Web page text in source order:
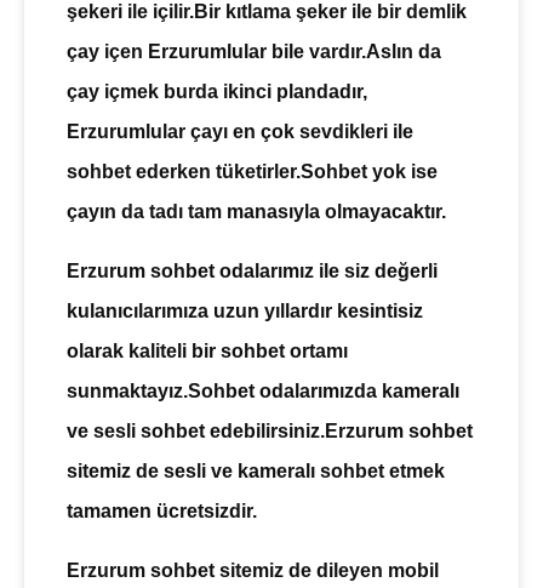
şekeri ile içilir.Bir kıtlama şeker ile bir demlik
çay içen Erzurumlular bile vardır.Aslın da
çay içmek burda ikinci plandadır,
Erzurumlular çayı en çok sevdikleri ile
sohbet ederken tüketirler.Sohbet yok ise
çayın da tadı tam manasıyla olmayacaktır.
Erzurum sohbet odalarımız ile siz değerli
kulanıcılarımıza uzun yıllardır kesintisiz
olarak kaliteli bir sohbet ortamı
sunmaktayız.Sohbet odalarımızda kameralı
ve sesli sohbet edebilirsiniz.Erzurum sohbet
sitemiz de sesli ve kameralı sohbet etmek
tamamen ücretsizdir.
Erzurum sohbet sitemiz de dileyen mobil